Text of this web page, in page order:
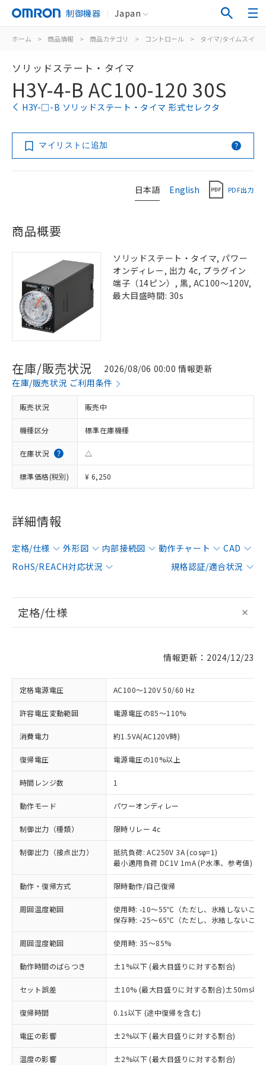
制御機器 Japan
ホーム > 商品情報 > 商品カテゴリ > コントロール > タイマ/タイムスイッ
ソリッドステート・タイマ
H3Y-4-B AC100-120 30S
H3Y-□-B ソリッドステート・タイマ 形式セレクタ
マイリストに追加
日本語 English PDF出力
商品概要
ソリッドステート・タイマ, パワー
オンディレー, 出力 4c, プラグイン
端子（14ピン）, 黒, AC100～120V,
最大目盛時間: 30s
在庫/販売状況
2026/08/06 00:00 情報更新
在庫/販売状況 ご利用条件
販売状況 販売中
機種区分 標準在庫機種
在庫状況 △
標準価格(税別) ¥ 6,250
詳細情報
定格/仕様 外形図 内部接続図 動作チャート
CAD
RoHS/REACH対応状況
規格認証/適合状況
定格/仕様
情報更新：2024/12/23
定格電源電圧 AC100～120V 50/60 Hz
許容電圧変動範囲 電源電圧の85～110%
消費電力 約1.5VA(AC120V時)
復帰電圧 電源電圧の10%以上
時間レンジ数 1
動作モード パワーオンディレー
制御出力（種類） 限時リレー 4c
制御出力（接点出力）
抵抗負荷: AC250V 3A (cosφ=1)
最小適用負荷 DC1V 1mA (P水準、参考値)
動作・復帰方式 限時動作/自己復帰
周囲温度範囲
使用時: -10～55℃（ただし、氷結しないこと
保存時: -25～65℃（ただし、氷結しないこと
周囲湿度範囲 使用時: 35～85%
動作時間のばらつき ±1%以下 (最大目盛りに対する割合)
セット誤差 ±10% (最大目盛りに対する割合)±50ms以下
復帰時間 0.1s以下 (途中復帰を含む)
電圧の影響 ±2%以下 (最大目盛りに対する割合)
温度の影響 ±2%以下 (最大目盛りに対する割合)
※1 対応状況
対応済み：EU RoHS指令（10物質）の
非含有に対応した製品が提供可能な商品で
す。